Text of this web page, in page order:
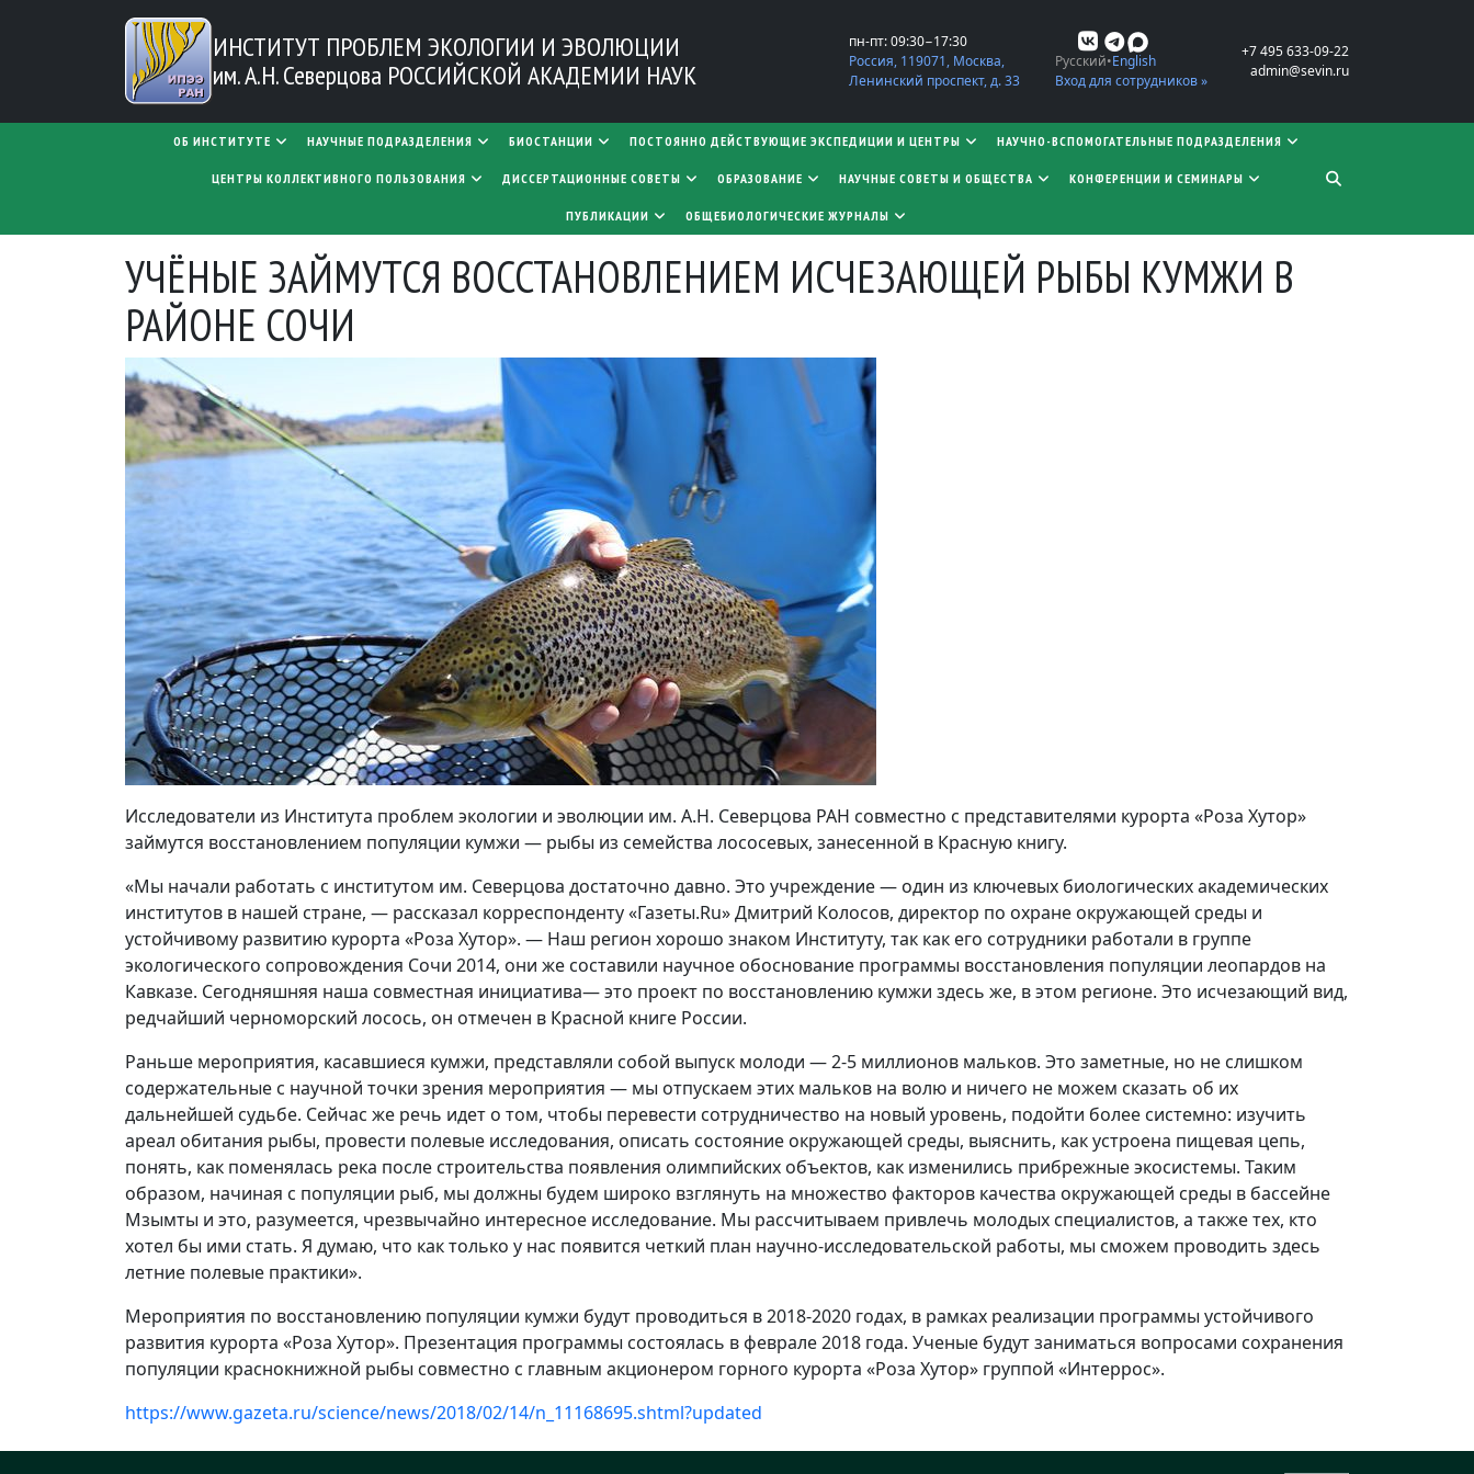
Перейти к основному содержанию
ИНСТИТУТ ПРОБЛЕМ ЭКОЛОГИИ И ЭВОЛЮЦИИ
им. А.Н. Северцова РОССИЙСКОЙ АКАДЕМИИ НАУК
пн-пт: 09:30−17:30
Россия, 119071, Москва,
Ленинский проспект, д. 33
Русский English
Вход для сотрудников »
+7 495 633-09-22
admin@sevin.ru
MAIN NAVIGATION
ОБ ИНСТИТУТЕ НАУЧНЫЕ ПОДРАЗДЕЛЕНИЯ БИОСТАНЦИИ ПОСТОЯННО ДЕЙСТВУЮЩИЕ ЭКСПЕДИЦИИ И ЦЕНТРЫ НАУЧНО-ВСПОМОГАТЕЛЬНЫЕ ПОДРАЗДЕЛЕНИЯ
ЦЕНТРЫ КОЛЛЕКТИВНОГО ПОЛЬЗОВАНИЯ ​​​​​​​ДИССЕРТАЦИОННЫЕ СОВЕТЫ ОБРАЗОВАНИЕ НАУЧНЫЕ СОВЕТЫ И ОБЩЕСТВА КОНФЕРЕНЦИИ И СЕМИНАРЫ
ПУБЛИКАЦИИ ОБЩЕБИОЛОГИЧЕСКИЕ ЖУРНАЛЫ
УЧЁНЫЕ ЗАЙМУТСЯ ВОССТАНОВЛЕНИЕМ ИСЧЕЗАЮЩЕЙ РЫБЫ КУМЖИ В
РАЙОНЕ СОЧИ
Исследователи из Института проблем экологии и эволюции им. А.Н. Северцова РАН совместно с представителями курорта «Роза Хутор»
займутся восстановлением популяции кумжи — рыбы из семейства лососевых, занесенной в Красную книгу.
«Мы начали работать с институтом им. Северцова достаточно давно. Это учреждение — один из ключевых биологических академических
институтов в нашей стране, — рассказал корреспонденту «Газеты.Ru» Дмитрий Колосов, директор по охране окружающей среды и
устойчивому развитию курорта «Роза Хутор». — Наш регион хорошо знаком Институту, так как его сотрудники работали в группе
экологического сопровождения Сочи 2014, они же составили научное обоснование программы восстановления популяции леопардов на
Кавказе. Сегодняшняя наша совместная инициатива— это проект по восстановлению кумжи здесь же, в этом регионе. Это исчезающий вид,
редчайший черноморский лосось, он отмечен в Красной книге России.
Раньше мероприятия, касавшиеся кумжи, представляли собой выпуск молоди — 2-5 миллионов мальков. Это заметные, но не слишком
содержательные с научной точки зрения мероприятия — мы отпускаем этих мальков на волю и ничего не можем сказать об их
дальнейшей судьбе. Сейчас же речь идет о том, чтобы перевести сотрудничество на новый уровень, подойти более системно: изучить
ареал обитания рыбы, провести полевые исследования, описать состояние окружающей среды, выяснить, как устроена пищевая цепь,
понять, как поменялась река после строительства появления олимпийских объектов, как изменились прибрежные экосистемы. Таким
образом, начиная с популяции рыб, мы должны будем широко взглянуть на множество факторов качества окружающей среды в бассейне
Мзымты и это, разумеется, чрезвычайно интересное исследование. Мы рассчитываем привлечь молодых специалистов, а также тех, кто
хотел бы ими стать. Я думаю, что как только у нас появится четкий план научно-исследовательской работы, мы сможем проводить здесь
летние полевые практики».
Мероприятия по восстановлению популяции кумжи будут проводиться в 2018-2020 годах, в рамках реализации программы устойчивого
развития курорта «Роза Хутор». Презентация программы состоялась в феврале 2018 года. Ученые будут заниматься вопросами сохранения
популяции краснокнижной рыбы совместно с главным акционером горного курорта «Роза Хутор» группой «Интеррос».
https://www.gazeta.ru/science/news/2018/02/14/n_11168695.shtml?updated